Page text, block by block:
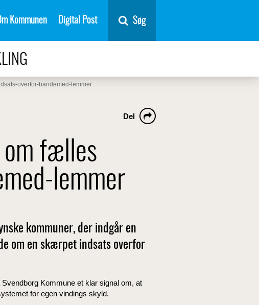
Kommunen Digital Post Søg
overfor-bandemed-lemmer
om fælles
lemmer
Del
kommuner, der indgår en
om en skærpet indsats overfor
Kommune et klar signal om, at
for egen vindings skyld.